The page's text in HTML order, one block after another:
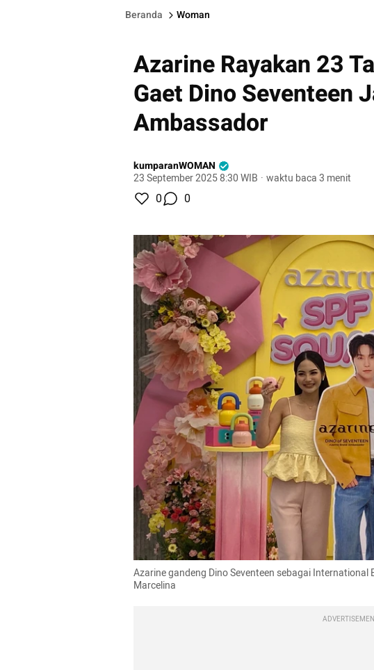
Beranda Woman
Azarine Rayakan 23
Gaet Dino Seventeen
Ambassador
kumparanWOMAN
23 September 2025 8:30 WIB · waktu baca 3 menit
0 0
Azarine gandeng Dino Seventeen sebagai
Marcelina